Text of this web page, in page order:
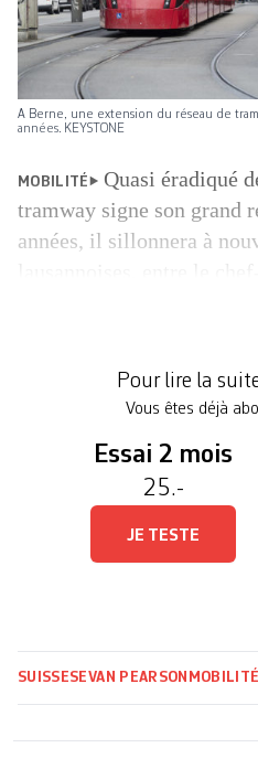
A Berne, une extension du réseau de
années. KEYSTONE
MOBILITÉ
Quasi éradiqué
tramway signe son grand
années, il sillonnera à
et son réseau est […]
Pour lire la
Vous êtes déjà
Essai 2 mois
25.-
JE TESTE
SUISSESEVAN PEARSON MOBILITÉ